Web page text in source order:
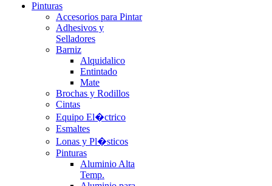
Pinturas
Accesorios para Pintar
Adhesivos y
Selladores
Barniz
Alquidalico
Entintado
Mate
Brochas y Rodillos
Cintas
Equipo El�ctrico
Esmaltes
Lonas y Pl�sticos
Pinturas
Aluminio Alta
Temp.